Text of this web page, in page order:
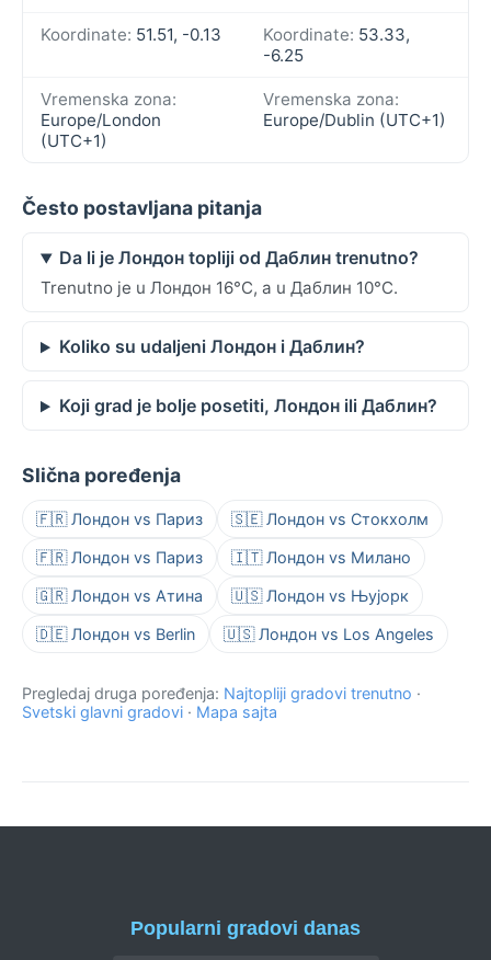
Koordinate: 51.51, -0.13 Koordinate: 53.33,
-6.25
Vremenska zona:
Europe/London
(UTC+1)
Vremenska zona:
Europe/Dublin (UTC+1)
Često postavljana pitanja
Da li je Лондон topliji od Даблин trenutno?
Trenutno je u Лондон 16°C, a u Даблин 10°C.
Koliko su udaljeni Лондон i Даблин?
Koji grad je bolje posetiti, Лондон ili Даблин?
Slična poređenja
🇫🇷 Лондон vs Париз 🇸🇪 Лондон vs Стокхолм
🇫🇷 Лондон vs Париз 🇮🇹 Лондон vs Милано
🇬🇷 Лондон vs Атина 🇺🇸 Лондон vs Њујорк
🇩🇪 Лондон vs Berlin 🇺🇸 Лондон vs Los Angeles
Pregledaj druga poređenja: Najtopliji gradovi trenutno ·
Svetski glavni gradovi · Mapa sajta
Popularni gradovi danas